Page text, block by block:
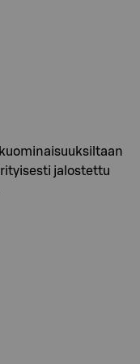
jalostettu